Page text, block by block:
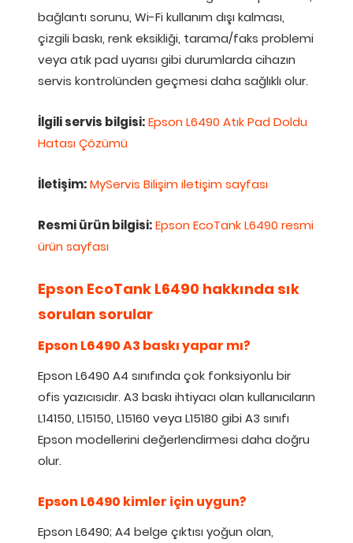
bağlantı sorunu, Wi-Fi kullanım dışı kalması,
çizgili baskı, renk eksikliği, tarama/faks problemi
veya atık pad uyarısı gibi durumlarda cihazın
servis kontrolünden geçmesi daha sağlıklı olur.
İlgili servis bilgisi:Epson L6490 Atık Pad Doldu
Hatası Çözümü
İletişim:MyServis Bilişim iletişim sayfası
Resmi ürün bilgisi:Epson EcoTank L6490 resmi
ürün sayfası
Epson EcoTank L6490 hakkında sık
sorulan sorular
Epson L6490 A3 baskı yapar mı?
Epson L6490 A4 sınıfında çok fonksiyonlu bir
ofis yazıcısıdır. A3 baskı ihtiyacı olan kullanıcıların
L14150, L15150, L15160 veya L15180 gibi A3 sınıfı
Epson modellerini değerlendirmesi daha doğru
olur.
Epson L6490 kimler için uygun?
Epson L6490; A4 belge çıktısı yoğun olan,